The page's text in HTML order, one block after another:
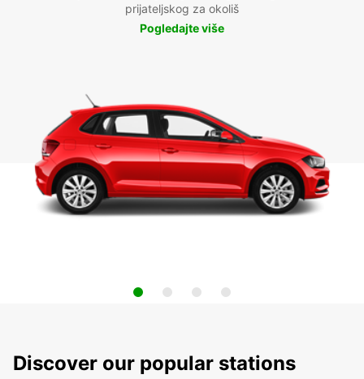
prijateljskog za okoliš
Pogledajte više
Discover our popular stations